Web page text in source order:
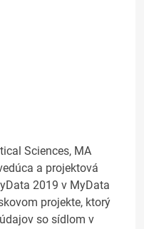
Sciences, MA
a projektová
2019 v MyData
projekte, ktorý
so sídlom v